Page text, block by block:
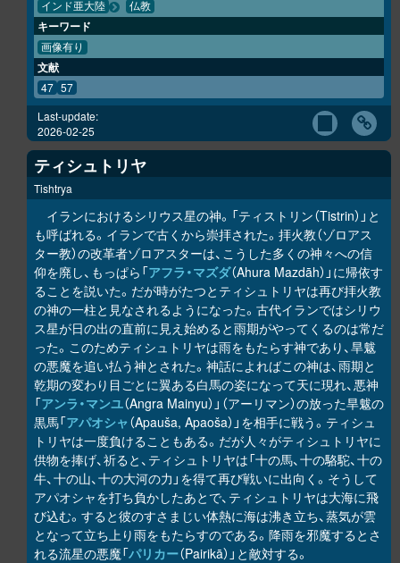
インド亜大陸 仏教
キーワード
画像有り
文献
47 57
Last-update:
2026-02-25
ティシュトリヤ
Tishtrya
イランにおけるシリウス星の神。「ティストリン（Tistrin）」と
も呼ばれる。イランで古くから崇拝された。拝火教（ゾロアス
ター教）の改革者ゾロアスターは、こうした多くの神々への信
仰を廃し、もっぱら「アフラ・マズダ（Ahura Mazdāh）」に帰依す
ることを説いた。だが時がたつとティシュトリヤは再び拝火教
の神の一柱と見なされるようになった。古代イランではシリウ
ス星が日の出の直前に見え始めると雨期がやってくるのは常だ
った。このためティシュトリヤは雨をもたらす神であり、旱魃
の悪魔を追い払う神とされた。神話によればこの神は、雨期と
乾期の変わり目ごとに翼ある白馬の姿になって天に現れ、悪神
「アンラ・マンユ（Angra Mainyu）」（アーリマン）の放った旱魃の
黒馬「アパオシャ（Apauša, Apaoša）」を相手に戦う。ティシュ
トリヤは一度負けることもある。だが人々がティシュトリヤに
供物を捧げ、祈ると、ティシュトリヤは「十の馬、十の駱駝、十の
牛、十の山、十の大河の力」を得て再び戦いに出向く。そうして
アパオシャを打ち負かしたあとで、ティシュトリヤは大海に飛
び込む。すると彼のすさまじい体熱に海は沸き立ち、蒸気が雲
となって立ち上り雨をもたらすのである。降雨を邪魔するとさ
れる流星の悪魔「パリカー（Pairikā）」と敵対する。